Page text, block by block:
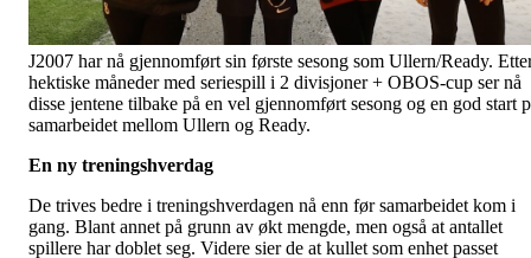
J2007 har nå gjennomført sin første sesong som Ullern/Ready.
hektiske måneder med seriespill i 2 divisjoner + OBOS-cup ser nå
disse jentene tilbake på en vel gjennomført sesong og en god start
samarbeidet mellom Ullern og Ready.
En ny treningshverdag
De trives bedre i treningshverdagen nå enn før samarbeidet kom i
gang. Blant annet på grunn av økt mengde, men også at antallet
spillere har doblet seg. Videre sier de at kullet som enhet passet